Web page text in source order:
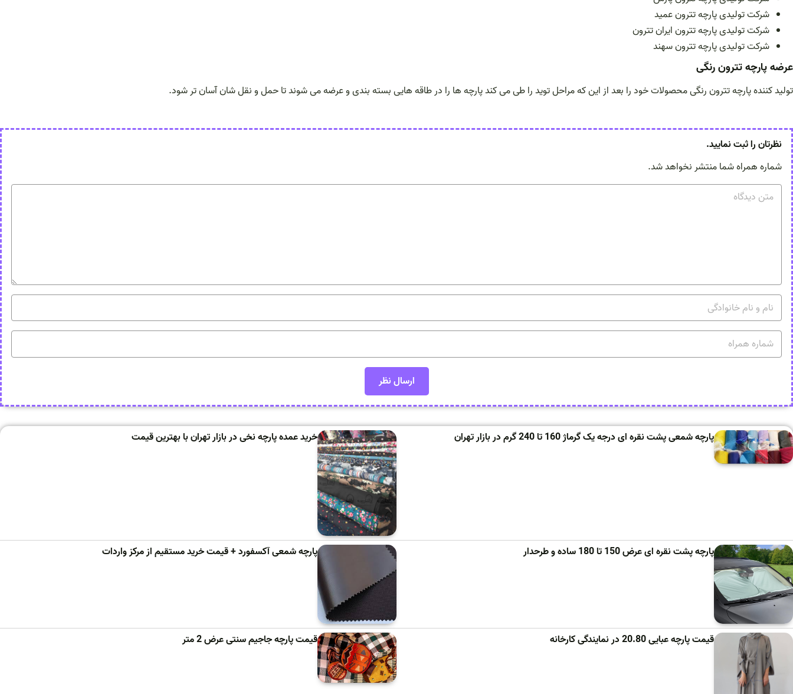
شرکت تولیدی پارچه تترون عمید
شرکت تولیدی پارچه تترون ایران تترون
شرکت تولیدی پارچه تترون سهند
عرضه پارچه تترون رنگی
تولید کننده پارچه تترون رنگی محصولات خود را بعد از این که مراحل توید را طی می کند پارچه ها را در طاقه هایی بسته بندی و عرضه می شوند تا حمل و نقل شان آسان تر شود.
نظرتان را ثبت نمایید.
شماره همراه شما منتشر نخواهد شد.
پارچه شمعی پشت نقره ای درجه یک گرماژ 160 تا 240 گرم در بازار تهران خرید عمده پارچه نخی در بازار تهران با بهترین قیمت
پارچه پشت نقره ای عرض 150 تا 180 ساده و طرحدار پارچه شمعی آکسفورد + قیمت خرید مستقیم از مرکز واردات
قیمت پارچه عبایی 20.80 در نمایندگی کارخانه قیمت پارچه جاجیم سنتی عرض 2 متر